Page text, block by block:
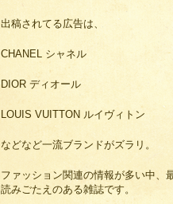
出稿されてる広告は、
CHANEL シャネル
DIOR ディオール
LOUIS VUITTON ルイヴィトン
などなど一流ブランドがズラリ。
ファッション関連の情報が多い中、
読みごたえのある雑誌です。